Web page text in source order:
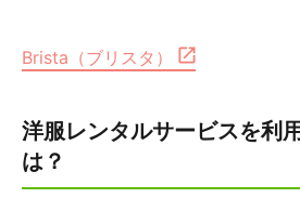
Brista（ブリスタ）
洋服レンタルサービスを利
は？